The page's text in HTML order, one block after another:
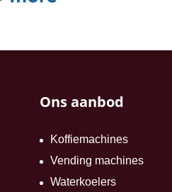
Ons aanbod
Koffiemachines
Vending machines
Waterkoelers